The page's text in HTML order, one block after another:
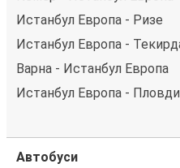
Истанбул Европа - Ризе
Истанбул Европа -
Варна - Истанбул Европа
Истанбул Европа -
Автобуси